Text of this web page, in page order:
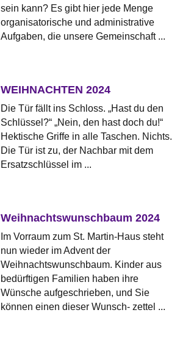
sein kann? Es gibt hier jede Menge
organisatorische und administrative
Aufgaben, die unsere Gemeinschaft ...
WEIHNACHTEN 2024
Die Tür fällt ins Schloss. „Hast du den
Schlüssel?“ „Nein, den hast doch du!“
Hektische Griffe in alle Taschen. Nichts.
Die Tür ist zu, der Nachbar mit dem
Ersatzschlüssel im ...
Weihnachtswunschbaum 2024
Im Vorraum zum St. Martin-Haus steht
nun wieder im Advent der
Weihnachtswunschbaum. Kinder aus
bedürftigen Familien haben ihre
Wünsche aufgeschrieben, und Sie
können einen dieser Wunsch- zettel ...